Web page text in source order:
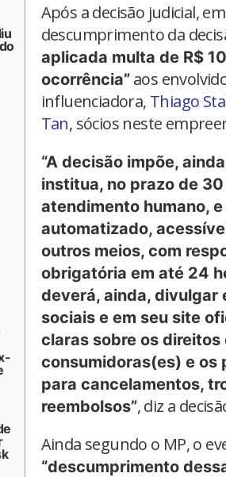
Após a decisão judicial,
descumprimento da
aplicada multa de R$
ocorrência”aos
influenciadora, Thiago
Tan, sócios neste
“A decisão impõe,
institua, no prazo de
atendimento humano, e
automatizado,
outros meios, com
obrigatória em até 24
deverá, ainda, divulgar
sociais e em seu site
claras sobre os direitos
consumidoras(es) e os
para cancelamentos,
reembolsos”, diz a
Ainda segundo o MP, o
“descumprimento